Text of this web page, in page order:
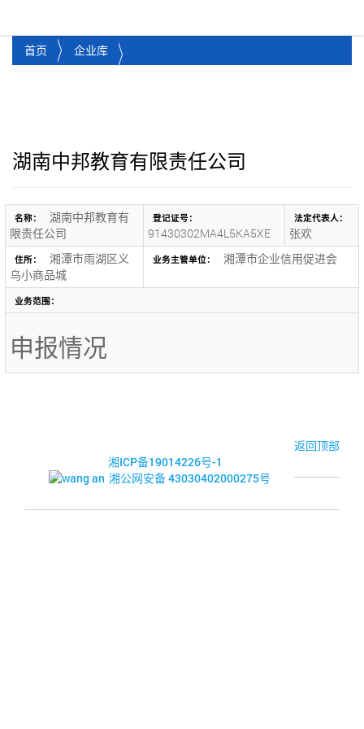
首页 企业库
湖南中邦教育有限责任公司
名称：
湖南中邦教育有
限责任公司
登记证号：
91430302MA4L5KA5XE
法定代表人：
张欢
住所：
湘潭市雨湖区义
乌小商品城
业务主管单位： 湘潭市企业信用促进会
业务范围：
申报情况
返回顶部
湘ICP备19014226号-1
湘公网安备 43030402000275号